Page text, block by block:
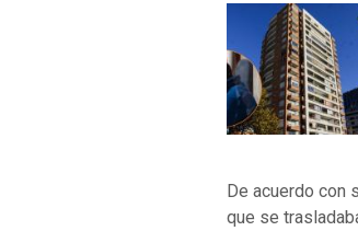
De acuerdo con
que se